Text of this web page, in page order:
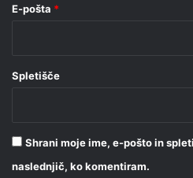
E-pošta *
Spletišče
Shrani moje ime, e-pošto in
naslednjič, ko komentiram.